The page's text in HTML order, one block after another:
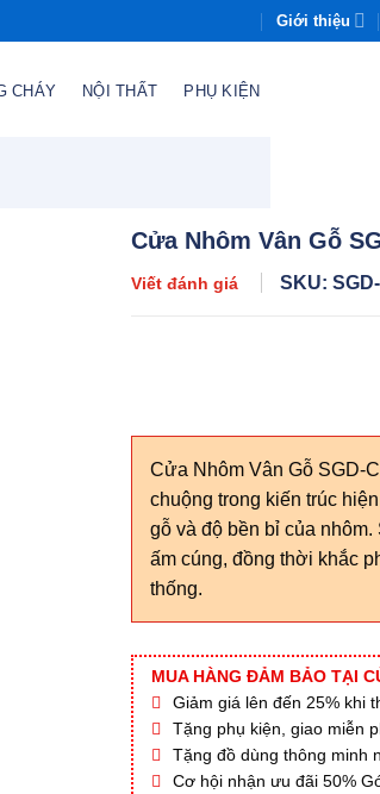
Giới thiệu
CHÁY NỘI THẤT PHỤ KIỆN
Cửa Nhôm Vân Gỗ
Viết đánh giá SKU:
Cửa Nhôm Vân Gỗ SGD-
chuộng trong kiến trúc
gỗ và độ bền bỉ của
ấm cúng, đồng thời khắc
thống.
MUA HÀNG ĐẢM BẢO TẠI
Giảm giá lên đến 25% khi
Tặng phụ kiện, giao miễn
Tặng đồ dùng thông minh
Cơ hội nhận ưu đãi 50%